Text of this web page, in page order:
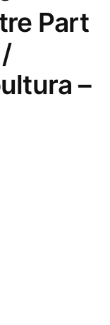
Part
–